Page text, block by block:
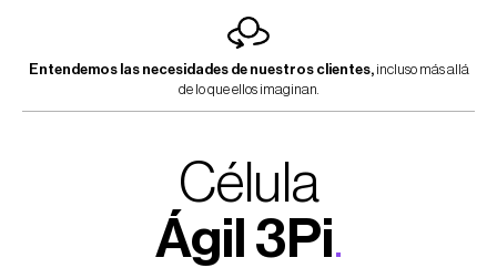
Entendemos las necesidades de nuestros clientes, incluso más allá
de lo que ellos imaginan.
Célula
Ágil 3Pi.